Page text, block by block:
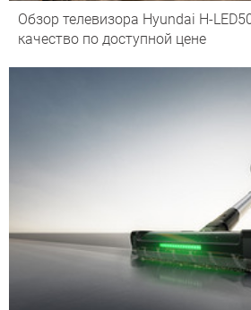
Обзор телевизора Hyundai H-
качество по доступной цене